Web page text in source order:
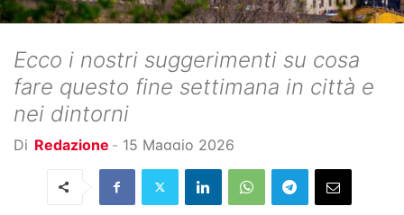
Ecco i nostri suggerimenti su cosa
fare questo fine settimana in città e
nei dintorni
Di Redazione - 15 Maggio 2026